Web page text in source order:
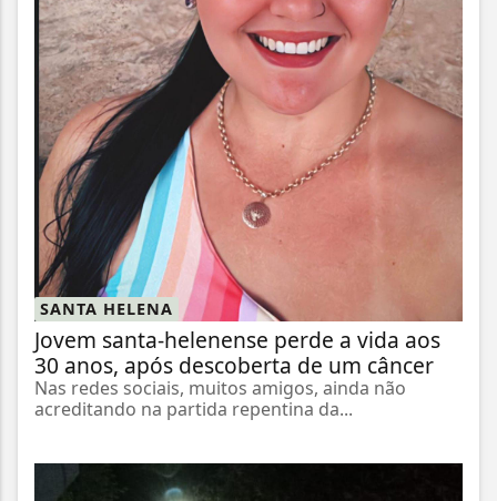
SANTA HELENA
Jovem santa-helenense perde a vida aos
30 anos, após descoberta de um câncer
Nas redes sociais, muitos amigos, ainda não
acreditando na partida repentina da...